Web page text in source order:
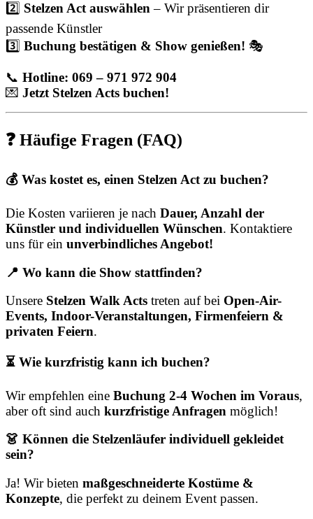
2️⃣ Stelzen Act auswählen– Wir präsentieren dir
passende Künstler
3️⃣ Buchung bestätigen & Show genießen! 🎭
📞 Hotline: 069 – 971 972 904
💌 Jetzt Stelzen Acts buchen!
❓ Häufige Fragen (FAQ)
💰 Was kostet es, einen Stelzen Act zu buchen?
Die Kosten variieren je nach Dauer, Anzahl der
Künstler und individuellen Wünschen. Kontaktiere
uns für ein unverbindliches Angebot!
📍 Wo kann die Show stattfinden?
Unsere Stelzen Walk Acts treten auf bei Open-Air-
Events, Indoor-Veranstaltungen, Firmenfeiern &
privaten Feiern.
⏳ Wie kurzfristig kann ich buchen?
Wir empfehlen eine Buchung 2-4 Wochen im Voraus,
aber oft sind auch kurzfristige Anfragen möglich!
👗 Können die Stelzenläufer individuell gekleidet
sein?
Ja! Wir bieten maßgeschneiderte Kostüme &
Konzepte, die perfekt zu deinem Event passen.